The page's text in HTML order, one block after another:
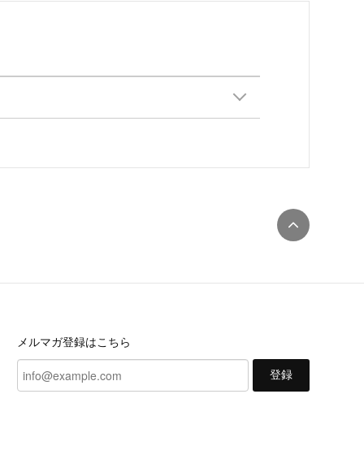
メルマガ登録はこちら
登録